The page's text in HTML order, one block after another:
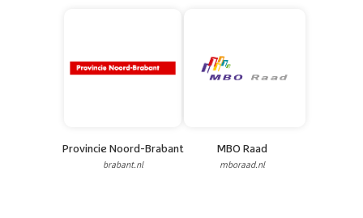
Provincie Noord-Brabant
brabant.nl
MBO Raad
mboraad.nl